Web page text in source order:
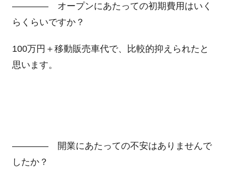
―――― オープンにあたっての初期費用はいく
らくらいですか？
100万円＋移動販売車代で、比較的抑えられたと
思います。
―――― 開業にあたっての不安はありませんで
したか？